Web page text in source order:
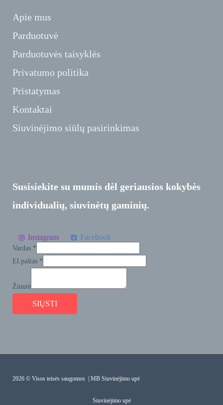
Apie mus
Parduotuvė
Parduotuvės taisyklės
Privatumo politika
Pristatymas
Kontaktai
Siuvinėjimo siūlų pasirinkimas
Susisiekite su mumis dėl geriausios kokybės
individualių, siuvinėtų gaminių.
Instagram Facebook
Vardas *
El.paštas *
Žinutė
SIŲSTI
2026 © Visos teisės saugomos | MB Siuvinėjimo upė
Siuvinėjimo upė